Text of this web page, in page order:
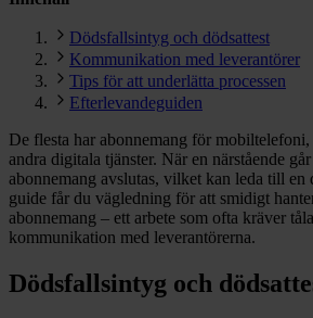
Dödsfallsintyg och dödsattest
Kommunikation med leverantörer
Tips för att underlätta processen
Efterlevandeguiden
De flesta har abonnemang för mobiltelefoni,
andra digitala tjänster. När en närstående
abonnemang avslutas, vilket kan leda till en
guide får du vägledning för att smidigt
abonnemang – ett arbete som ofta kräver
kommunikation med leverantörerna.
Dödsfallsintyg och